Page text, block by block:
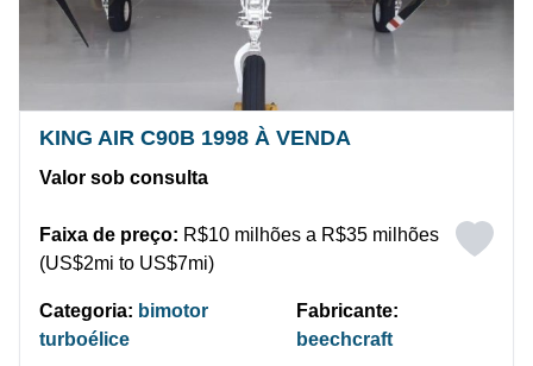
KING AIR C90B 1998 À VENDA
Valor sob consulta
Faixa de preço: R$10 milhões a R$35 milhões
(US$2mi to US$7mi)
Categoria: bimotor
turboélice
Fabricante:
beechcraft